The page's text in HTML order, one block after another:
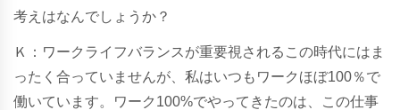
考えはなんでしょうか？
Ｋ：ワークライフバランスが重要視されるこの時代にはま
ったく合っていませんが、私はいつもワークほぼ100％で
働いています。
ワーク100%でやってきたのは、この仕事